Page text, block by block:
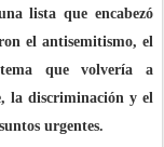
lista que encabezó
el antisemitismo, el
que volvería a
la discriminación y el
urgentes.